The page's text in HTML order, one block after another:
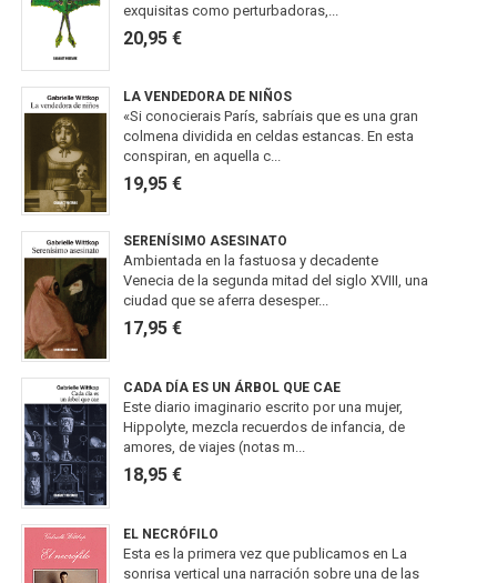
exquisitas como perturbadoras,...
20,95 €
LA VENDEDORA DE NIÑOS
«Si conocierais París, sabríais que es una gran
colmena dividida en celdas estancas. En esta
conspiran, en aquella c...
19,95 €
SERENÍSIMO ASESINATO
Ambientada en la fastuosa y decadente
Venecia de la segunda mitad del siglo XVIII, una
ciudad que se aferra desesper...
17,95 €
CADA DÍA ES UN ÁRBOL QUE CAE
Este diario imaginario escrito por una mujer,
Hippolyte, mezcla recuerdos de infancia, de
amores, de viajes (notas m...
18,95 €
EL NECRÓFILO
Esta es la primera vez que publicamos en La
sonrisa vertical una narración sobre una de las